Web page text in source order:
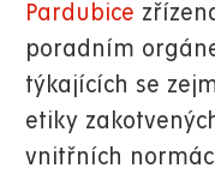
Pardubice
poradním
týkajících se
etiky
vnitřních